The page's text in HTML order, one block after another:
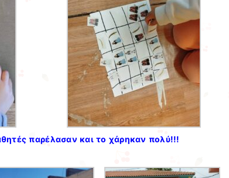
παρέλασαν και το χάρηκαν πολύ!!!